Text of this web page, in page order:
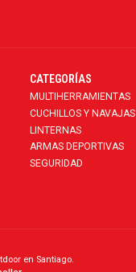
CATEGORÍAS
MULTIHERRAMIENTAS
CUCHILLOS Y NAVAJAS
LINTERNAS
ARMAS DEPORTIVAS
SEGURIDAD
en Santiago.